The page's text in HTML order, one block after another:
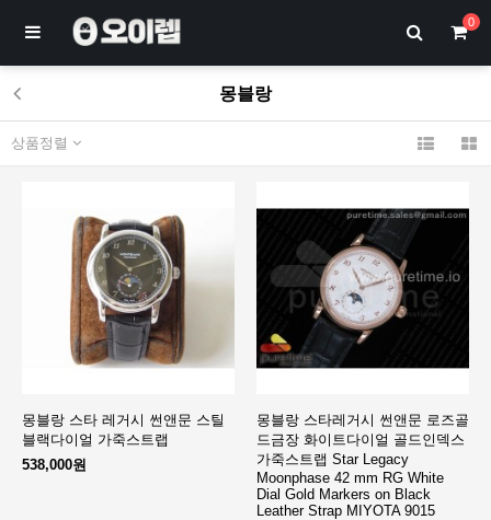
0
몽블랑
상품정렬
몽블랑 스타 레거시 썬앤문 스틸
블랙다이얼 가죽스트랩
538,000원
몽블랑 스타레거시 썬앤문 로즈골
드금장 화이트다이얼 골드인덱스
가죽스트랩 Star Legacy
Moonphase 42 mm RG White
Dial Gold Markers on Black
Leather Strap MIYOTA 9015